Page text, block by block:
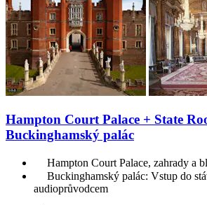
Hampton Court Palace + State
Buckinghamský palác
Hampton Court Palace, zahrady a
Buckinghamský palác: Vstup do
audioprůvodcem